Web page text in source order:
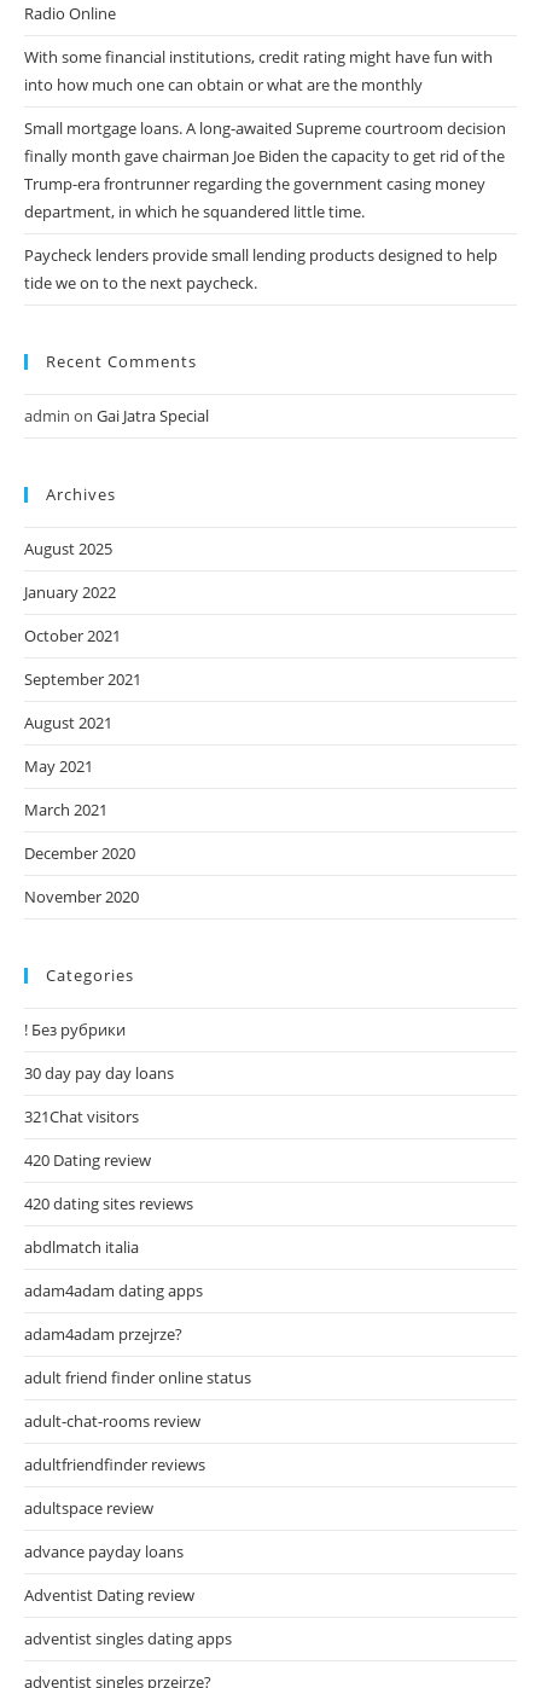
Radio Online
With some financial institutions, credit rating might have fun with
into how much one can obtain or what are the monthly
Small mortgage loans. A long-awaited Supreme courtroom decision
finally month gave chairman Joe Biden the capacity to get rid of the
Trump-era frontrunner regarding the government casing money
department, in which he squandered little time.
Paycheck lenders provide small lending products designed to help
tide we on to the next paycheck.
Recent Comments
admin on Gai Jatra Special
Archives
August 2025
January 2022
October 2021
September 2021
August 2021
May 2021
March 2021
December 2020
November 2020
Categories
! Без рубрики
30 day pay day loans
321Chat visitors
420 Dating review
420 dating sites reviews
abdlmatch italia
adam4adam dating apps
adam4adam przejrze?
adult friend finder online status
adult-chat-rooms review
adultfriendfinder reviews
adultspace review
advance payday loans
Adventist Dating review
adventist singles dating apps
adventist singles przejrze?